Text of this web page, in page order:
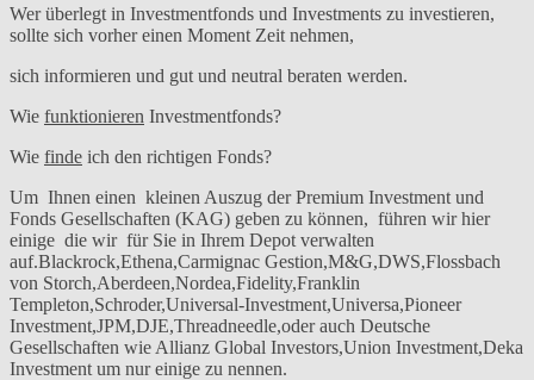
Wer überlegt in Investmentfonds und Investments zu investieren,
sollte sich vorher einen Moment Zeit nehmen,
sich informieren und gut und neutral beraten werden.
Wie funktionieren Investmentfonds?
Wie finde ich den richtigen Fonds?
Um Ihnen einen kleinen Auszug der Premium Investment und
Fonds Gesellschaften (KAG) geben zu können, führen wir hier
einige die wir für Sie in Ihrem Depot verwalten
auf.Blackrock,Ethena,Carmignac Gestion,M&G,DWS,Flossbach
von Storch,Aberdeen,Nordea,Fidelity,Franklin
Templeton,Schroder,Universal-Investment,Universa,Pioneer
Investment,JPM,DJE,Threadneedle,oder auch Deutsche
Gesellschaften wie Allianz Global Investors,Union Investment,Deka
Investment um nur einige zu nennen.